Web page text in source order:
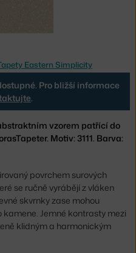
Eastern Simplicity
Pro bližší informace
.
vzorem patřící do
Motiv: 3111. Barva:
povrchem surových
se ručně vyrábějí z vláken
skvrnky zase mohou
Jemné kontrasty mezi
klidným a harmonickým